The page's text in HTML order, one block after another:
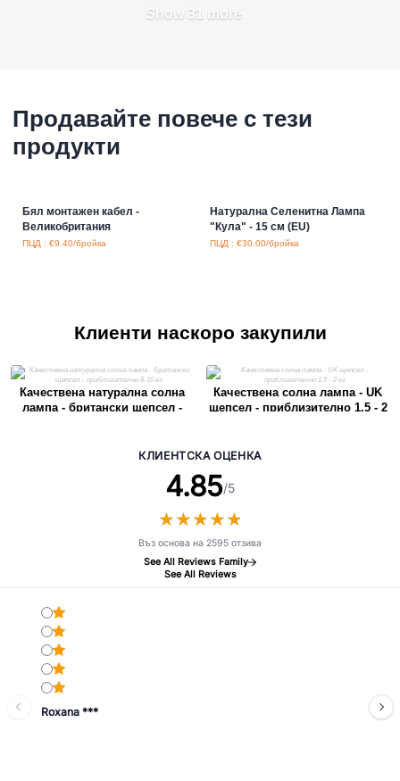
Show 31 more
Продавайте повече с тези
продукти
Бял монтажен кабел -
Великобритания
ПЦД : €9.40/бройка
Натурална Селенитна Лампа
"Кула" - 15 см (EU)
ПЦД : €30.00/бройка
Клиенти наскоро закупили
Качествена натурална солна
лампа - британски щепсел -
Качествена солна лампа - UK
щепсел - приблизително 1.5 - 2
КЛИЕНТСКА ОЦЕНКА
4.85/5
★★★★★
★★★★★
Въз основа на 2595 отзива
See All Reviews Family
See All Reviews
Roxana ***